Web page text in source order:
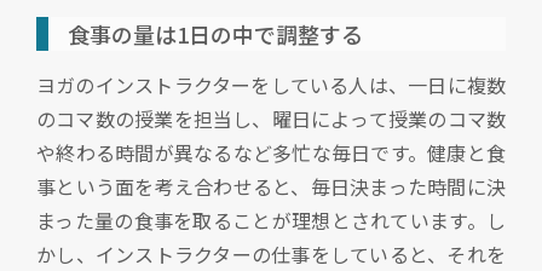
食事の量は1日の中で調整する
ヨガのインストラクターをしている人は、一日に複数
のコマ数の授業を担当し、曜日によって授業のコマ数
や終わる時間が異なるなど多忙な毎日です。健康と食
事という面を考え合わせると、毎日決まった時間に決
まった量の食事を取ることが理想とされています。し
かし、インストラクターの仕事をしていると、それを